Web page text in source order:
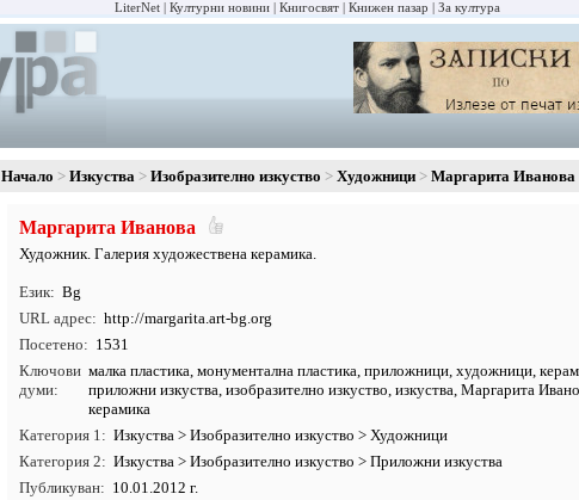
LiterNet Културни новини Книгосвят Книжен пазар За култура
Начало Изкуства Изобразително изкуство Художници Маргарита Иванова
Маргарита Иванова
Художник. Галерия художествена керамика.
Език
Bg
URL адрес
http://margarita.art-bg.org
Посетено
1531
Ключови
думи
малка пластика, монументална пластика, приложници, художници,
приложни изкуства, изобразително изкуство, изкуства, Маргарита
керамика
Категория 1
Изкуства > Изобразително изкуство > Художници
Категория 2
Изкуства > Изобразително изкуство > Приложни изкуства
Публикуван
10.01.2012 г.